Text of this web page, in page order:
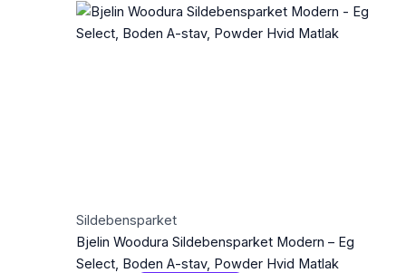
Sildebensparket
Bjelin Woodura Sildebensparket Modern – Eg
Select, Boden A-stav, Powder Hvid Matlak